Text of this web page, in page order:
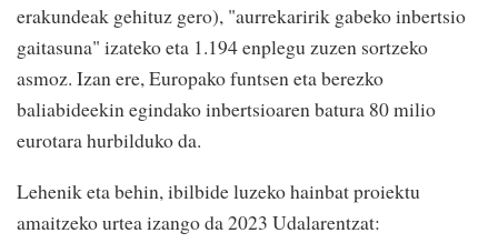
erakundeak gehituz gero), "aurrekaririk gabeko inbertsio
gaitasuna" izateko eta 1.194 enplegu zuzen sortzeko
asmoz. Izan ere, Europako funtsen eta berezko
baliabideekin egindako inbertsioaren batura 80 milio
eurotara hurbilduko da.
Lehenik eta behin, ibilbide luzeko hainbat proiektu
amaitzeko urtea izango da 2023 Udalarentzat: